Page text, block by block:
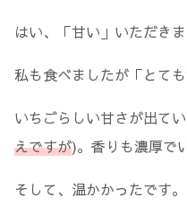
はい、「甘い」いただきま
私も食べましたが「とて
いちごらしい甘さが出て
えですが)。香りも濃厚で
そして、温かかったです。